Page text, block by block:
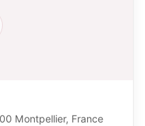
Montpellier, France